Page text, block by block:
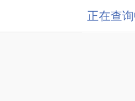
正在查